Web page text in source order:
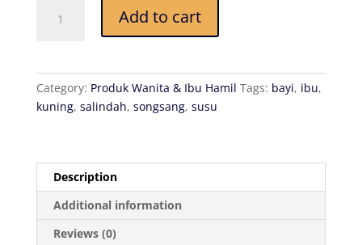
560mg
Breastfeeding
quantity
Add to cart
Category: Produk Wanita & Ibu Hamil Tags: bayi, ibu,
kuning, salindah, songsang, susu
Description
Additional information
Reviews (0)